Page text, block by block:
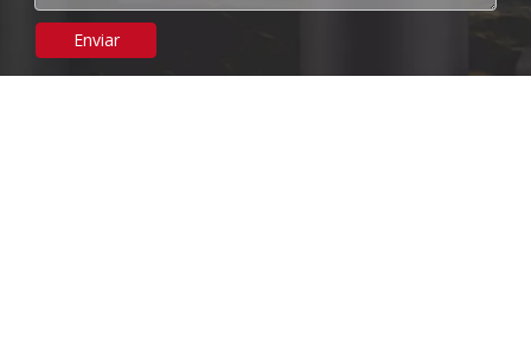
Enviar